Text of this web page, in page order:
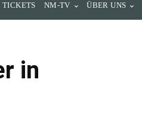
TICKETS NM-TV ÜBER UNS
in